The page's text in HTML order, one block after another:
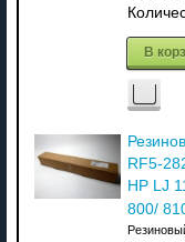
В
RF5-
HP LJ
800/